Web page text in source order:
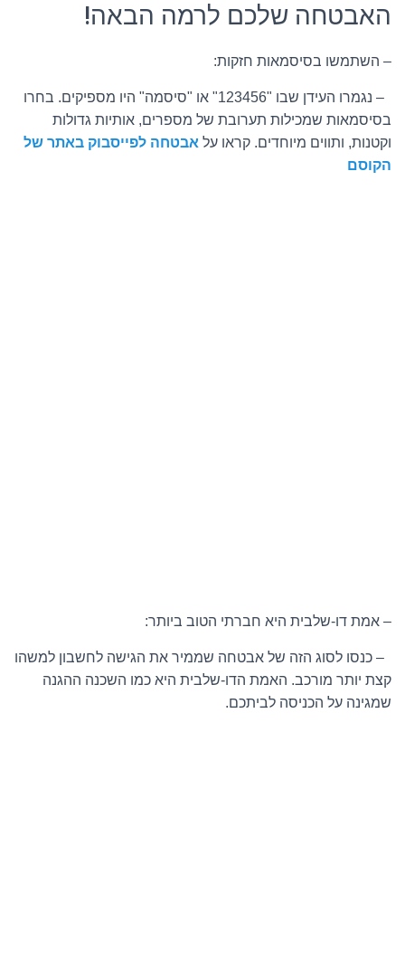
האבטחה שלכם לרמה הבאה!
– השתמשו בסיסמאות חזקות:
– נגמרו העידן שבו "123456" או "סיסמה" היו מספיקים. בחרו
בסיסמאות שמכילות תערובת של מספרים, אותיות גדולות
וקטנות, ותווים מיוחדים. קראו על אבטחה לפייסבוק באתר של
הקוסם
– אמת דו-שלבית היא חברתי הטוב ביותר:
– כנסו לסוג הזה של אבטחה שממיר את הגישה לחשבון למשהו
קצת יותר מורכב. האמת הדו-שלבית היא כמו השכנה ההגנה
שמגינה על הכניסה לביתכם.